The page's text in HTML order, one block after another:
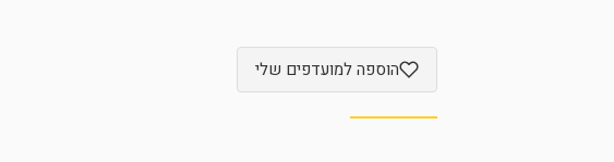
הוספה למועדפים שלי